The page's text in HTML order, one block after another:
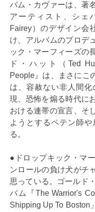
バム・カヴァーは、著
アーティスト、シェ
Fairey）のデザイン会
け、アルバムのプロデ
ック・マーフィーズの
ド・ハット（Ted
People』は、まさにこ
は、容赦ない非人間
現、恐怖を煽る時代に
おける連帯の宣言、そ
ようとするペテン師
る。
●ドロップキック・マ
ンロールの負け犬がチ
思っている。ゴールド
バム『The Warrior's
Shipping Up To Boston